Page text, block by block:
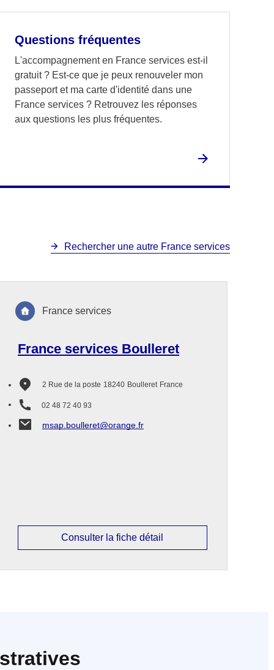
Questions fréquentes
L'accompagnement en France services est-il
gratuit ? Est-ce que je peux renouveler mon
passeport et ma carte d'identité dans une
France services ? Retrouvez les réponses
aux questions les plus fréquentes.
Rechercher une autre France services
France services Boulleret
2 Rue de la poste 18240 Boulleret France
02 48 72 40 93
msap.boulleret@orange.fr
France services
Consulter la fiche détail